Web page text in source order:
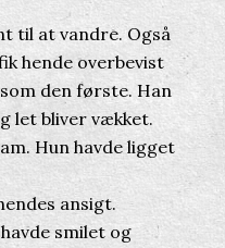
til at vandre. Også
hende overbevist
den første. Han
let bliver vækket.
Hun havde ligget
ansigt.
smilet og